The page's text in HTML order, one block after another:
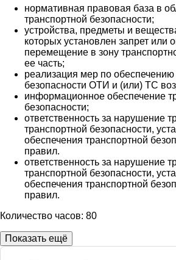
нормативная правовая база в
транспортной безопасности;
устройства, предметы и
которых установлен запрет или
перемещение в зону
ее часть;
реализация мер по обеспечению
безопасности ОТИ и (или) ТС
информационное обеспечение
безопасности;
ответственность за нарушение
транспортной безопасности,
обеспечения транспортной
правил.
ответственность за нарушение
транспортной безопасности,
обеспечения транспортной
правил.
Количество часов: 80
Показать ещё